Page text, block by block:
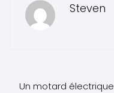
Steven
Un motard électrique